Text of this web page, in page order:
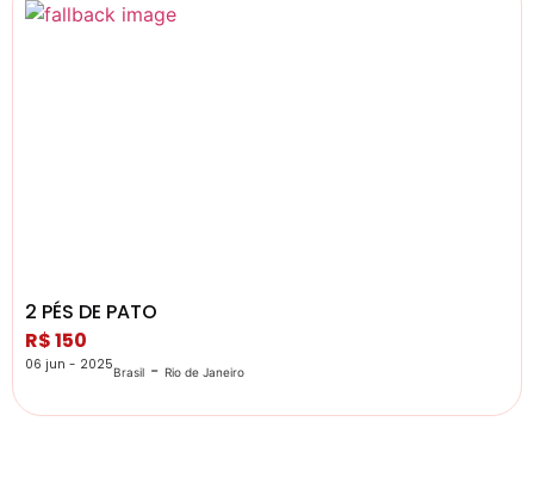
2 PÉS DE PATO
R$ 150
06 jun - 2025Brasil - Rio de Janeiro